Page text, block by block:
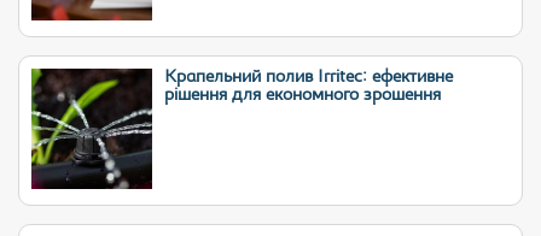
Крапельний полив Irritec: ефективне
рішення для економного зрошення